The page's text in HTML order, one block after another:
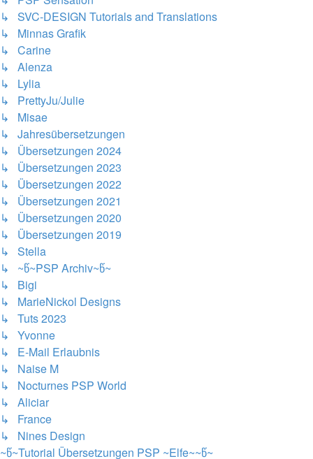
↳ SVC-DESIGN Tutorials and Translations
↳ Minnas Grafik
↳ Carine
↳ Alenza
↳ Lylia
↳ PrettyJu/Julie
↳ Misae
↳ Jahresübersetzungen
↳ Übersetzungen 2024
↳ Übersetzungen 2023
↳ Übersetzungen 2022
↳ Übersetzungen 2021
↳ Übersetzungen 2020
↳ Übersetzungen 2019
↳ Stella
↳ ~წ~PSP Archiv~წ~
↳ Bigi
↳ MarieNickol Designs
↳ Tuts 2023
↳ Yvonne
↳ E-Mail Erlaubnis
↳ Naise M
↳ Nocturnes PSP World
↳ Aliciar
↳ France
↳ Nines Design
~წ~Tutorial Übersetzungen PSP ~Elfe~~წ~